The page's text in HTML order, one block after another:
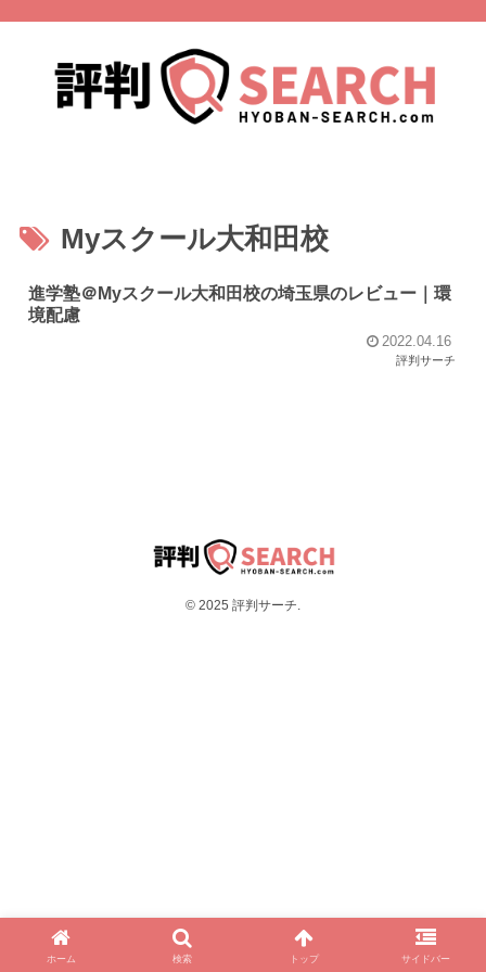
Myスクール大和田校
進学塾＠Myスクール大和田校の埼玉県のレビュー｜環
境配慮
2022.04.16
評判サーチ
© 2025 評判サーチ.
ホーム 検索 トップ サイドバー